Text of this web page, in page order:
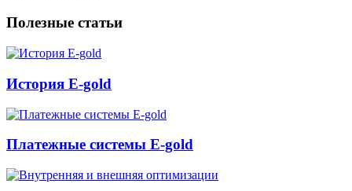
Полезные статьи
История E-gold
Платежные системы E-gold